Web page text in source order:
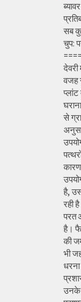
सब
चुप:
वजह
से
है,
रही
परत
है।
की
भी
उनके